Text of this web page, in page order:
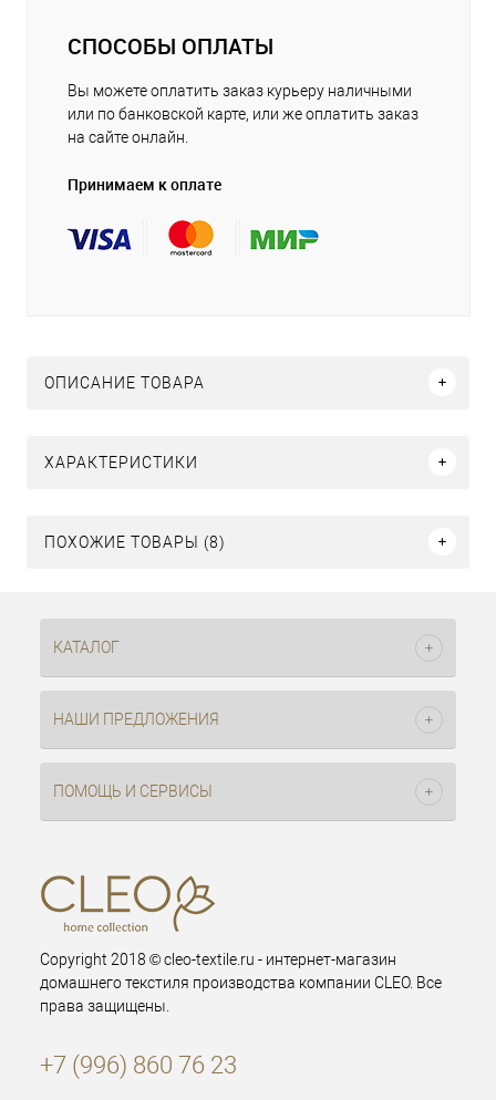
СПОСОБЫ ОПЛАТЫ
Вы можете оплатить заказ курьеру наличными
или по банковской карте, или же оплатить заказ
на сайте онлайн.
Принимаем к оплате
ОПИСАНИЕ ТОВАРА
ХАРАКТЕРИСТИКИ
ПОХОЖИЕ ТОВАРЫ (8)
КАТАЛОГ
НАШИ ПРЕДЛОЖЕНИЯ
ПОМОЩЬ И СЕРВИСЫ
Copyright 2018 © cleo-textile.ru - интернет-магазин
домашнего текстиля производства компании CLEO. Все
права защищены.
+7 (996) 860 76 23